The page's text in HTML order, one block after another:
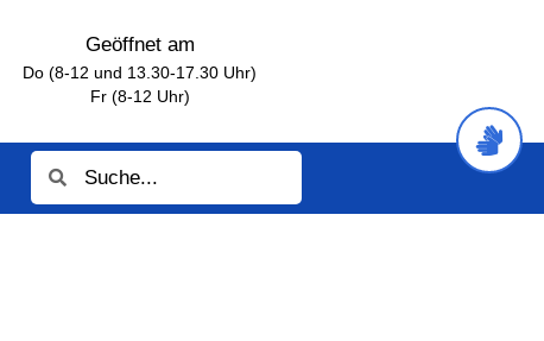
Geöffnet am
Do (8-12 und 13.30-17.30 Uhr)
Fr (8-12 Uhr)